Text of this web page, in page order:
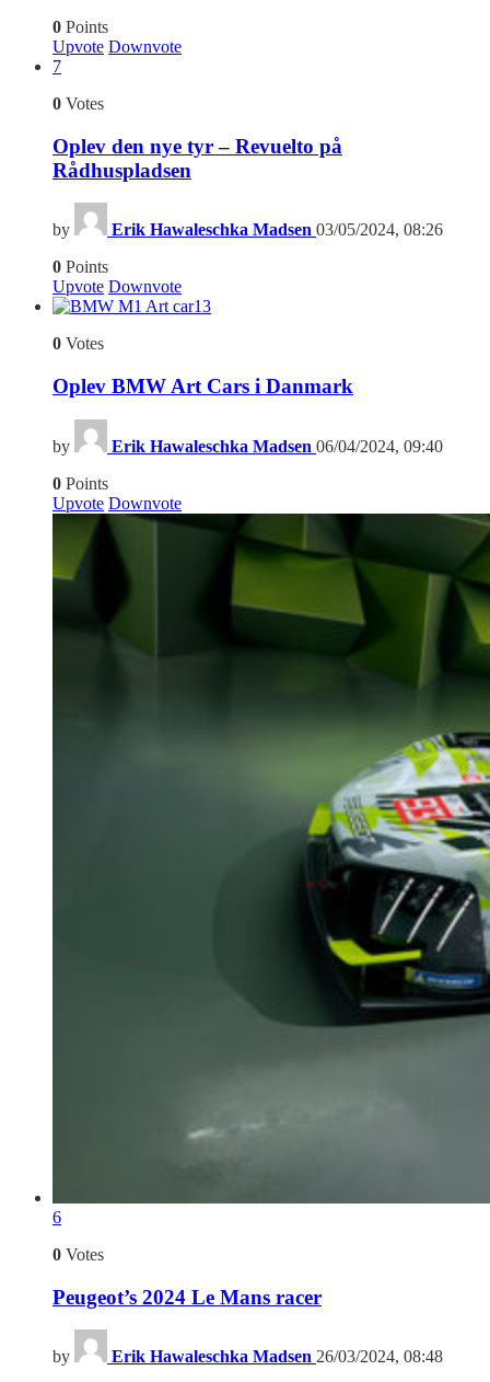
0 Points
Upvote Downvote
7
0 Votes
Oplev den nye tyr – Revuelto på
Rådhuspladsen
by Erik Hawaleschka Madsen 03/05/2024, 08:26
0 Points
Upvote Downvote
13
0 Votes
Oplev BMW Art Cars i Danmark
by Erik Hawaleschka Madsen 06/04/2024, 09:40
0 Points
Upvote Downvote
6
0 Votes
Peugeot’s 2024 Le Mans racer
by Erik Hawaleschka Madsen 26/03/2024, 08:48